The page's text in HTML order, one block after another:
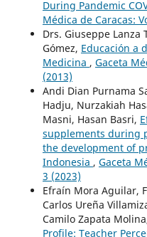
During Pandemic
Médica de Caracas:
Drs. Giuseppe Lanza
Gómez, Educación a
Medicina , Gaceta
(2013)
Andi Dian Purnama
Hadju, Nurzakiah
Masni, Hasan Basri,
supplements during
the development of
Indonesia , Gaceta
3 (2023)
Efraín Mora Aguilar,
Carlos Ureña
Camilo Zapata
Profile: Teacher